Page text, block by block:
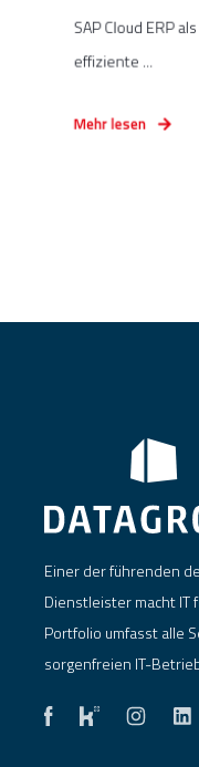
SAP Cloud ERP
effiziente ...
Mehr lesen
Einer der führenden
Dienstleister macht IT
Portfolio umfasst alle
sorgenfreien IT-